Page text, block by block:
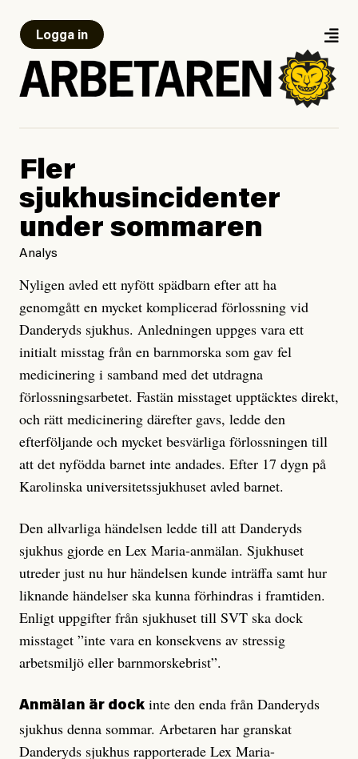
Logga in
Fler
sjukhusincidenter
under sommaren
Analys
Nyligen avled ett nyfött spädbarn efter att ha
genomgått en mycket komplicerad förlossning vid
Danderyds sjukhus. Anledningen uppges vara ett
initialt misstag från en barnmorska som gav fel
medicinering i samband med det utdragna
förlossningsarbetet. Fastän misstaget upptäcktes direkt,
och rätt medicinering därefter gavs, ledde den
efterföljande och mycket besvärliga förlossningen till
att det nyfödda barnet inte andades. Efter 17 dygn på
Karolinska universitetssjukhuset avled barnet.
Den allvarliga händelsen ledde till att Danderyds
sjukhus gjorde en Lex Maria-anmälan. Sjukhuset
utreder just nu hur händelsen kunde inträffa samt hur
liknande händelser ska kunna förhindras i framtiden.
Enligt uppgifter från sjukhuset till SVT ska dock
misstaget ”inte vara en konsekvens av stressig
arbetsmiljö eller barnmorskebrist”.
Anmälan är dock inte den enda från Danderyds
sjukhus denna sommar. Arbetaren har granskat
Danderyds sjukhus rapporterade Lex Maria-